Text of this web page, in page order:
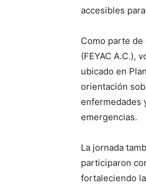
accesibles
Como parte de
(FEYAC A.C.),
ubicado en
orientación
enfermedades
emergencias.
La jornada
participaron
fortaleciendo